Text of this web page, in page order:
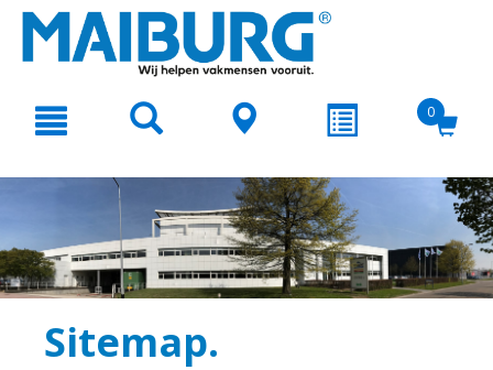
text.skipToNavigation
0
Sitemap.